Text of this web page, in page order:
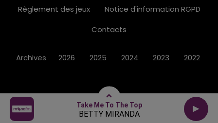
Take Me To The Top
BETTY MIRANDA
Règlement des jeux
Notice d'information RGPD
Contacts
Archives 2026 2025 2024 2023 2022